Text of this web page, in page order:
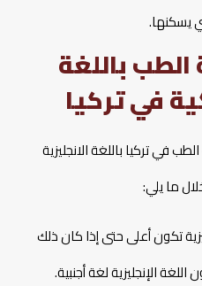
يسكنها.
باللغة
في تركيا
في تركيا باللغة الانجليزية
ما يلي:
تكون أعلى حتى إذا كان ذلك
الإنجليزية لغة أجنبية.